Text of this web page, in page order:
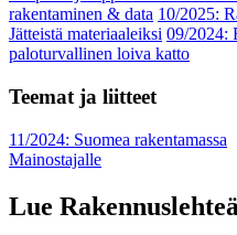
rakentaminen & data 10/2025:
Jätteistä materiaaleiksi 09/2024:
paloturvallinen loiva katto
Teemat ja liitteet
11/2024: Suomea rakentamassa
Mainostajalle
Lue Rakennuslehteä